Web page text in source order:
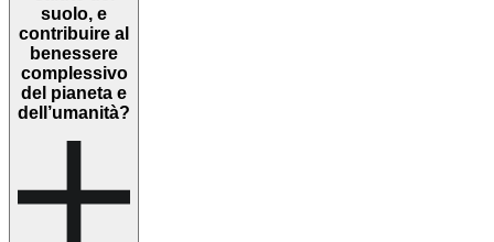
suolo, e
contribuire al
benessere
complessivo
del pianeta e
dell’umanità?